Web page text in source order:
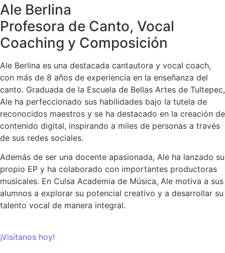
Ale Berlina
Profesora de Canto, Vocal
Coaching y Composición
Ale Berlina es una destacada cantautora y vocal coach,
con más de 8 años de experiencia en la enseñanza del
canto. Graduada de la Escuela de Bellas Artes de Tultepec,
Ale ha perfeccionado sus habilidades bajo la tutela de
reconocidos maestros y se ha destacado en la creación de
contenido digital, inspirando a miles de personas a través
de sus redes sociales.
Además de ser una docente apasionada, Ale ha lanzado su
propio EP y ha colaborado con importantes productoras
musicales. En Culsa Academia de Música, Ale motiva a sus
alumnos a explorar su potencial creativo y a desarrollar su
talento vocal de manera integral.
¡Visítanos hoy!